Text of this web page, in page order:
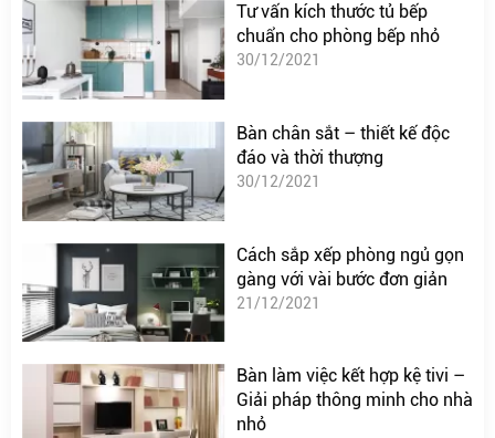
Tư vấn kích thước tủ bếp
chuẩn cho phòng bếp nhỏ
30/12/2021
Bàn chân sắt – thiết kế độc
đáo và thời thượng
30/12/2021
Cách sắp xếp phòng ngủ gọn
gàng với vài bước đơn giản
21/12/2021
Bàn làm việc kết hợp kệ tivi –
Giải pháp thông minh cho nhà
nhỏ